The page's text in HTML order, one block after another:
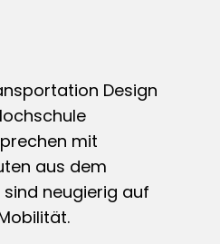
Design
mit
aus dem
neugierig auf